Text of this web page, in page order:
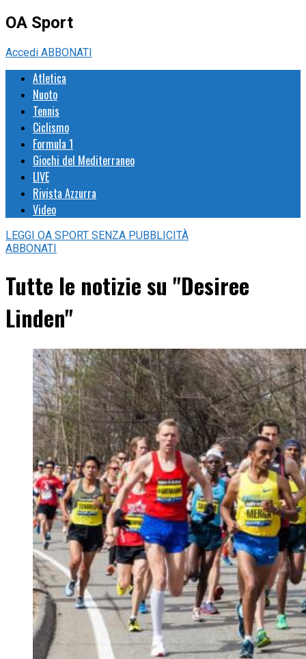
OA Sport
Accedi ABBONATI
Atletica
Nuoto
Tennis
Ciclismo
Formula 1
Giochi del Mediterraneo
LIVE
Rivista Azzurra
Video
LEGGI OA SPORT SENZA PUBBLICITÀ
ABBONATI
Tutte le notizie su "Desiree
Linden"